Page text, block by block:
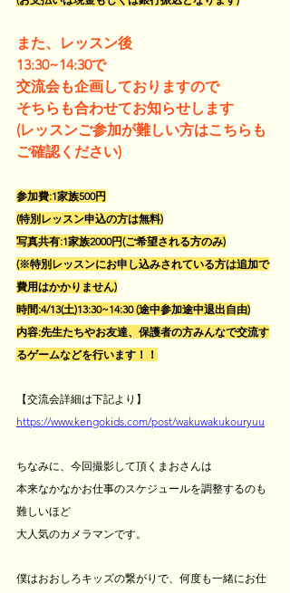
また、レッスン後
13:30~14:30で
交流会も企画しておりますので
そちらも合わせてお知らせします
(レッスンご参加が難しい方はこちらも
ご確認ください)
参加費:1家族500円
(特別レッスン申込の方は無料)
写真共有:1家族2000円(ご希望される方のみ)
(※特別レッスンにお申し込みされている方は追加で
費用はかかりません)
時間:4/13(土)13:30~14:30 (途中参加途中退出自由)
内容:先生たちやお友達、保護者の方みんなで交流す
るゲームなどを行います！！
【交流会詳細は下記より】
https://www.kengokids.com/post/wakuwakukouryuu
ちなみに、今回撮影して頂くまおさんは
本来なかなかお仕事のスケジュールを調整するのも
難しいほど
大人気のカメラマンです。
僕はおおしろキッズの繋がりで、何度も一緒にお仕